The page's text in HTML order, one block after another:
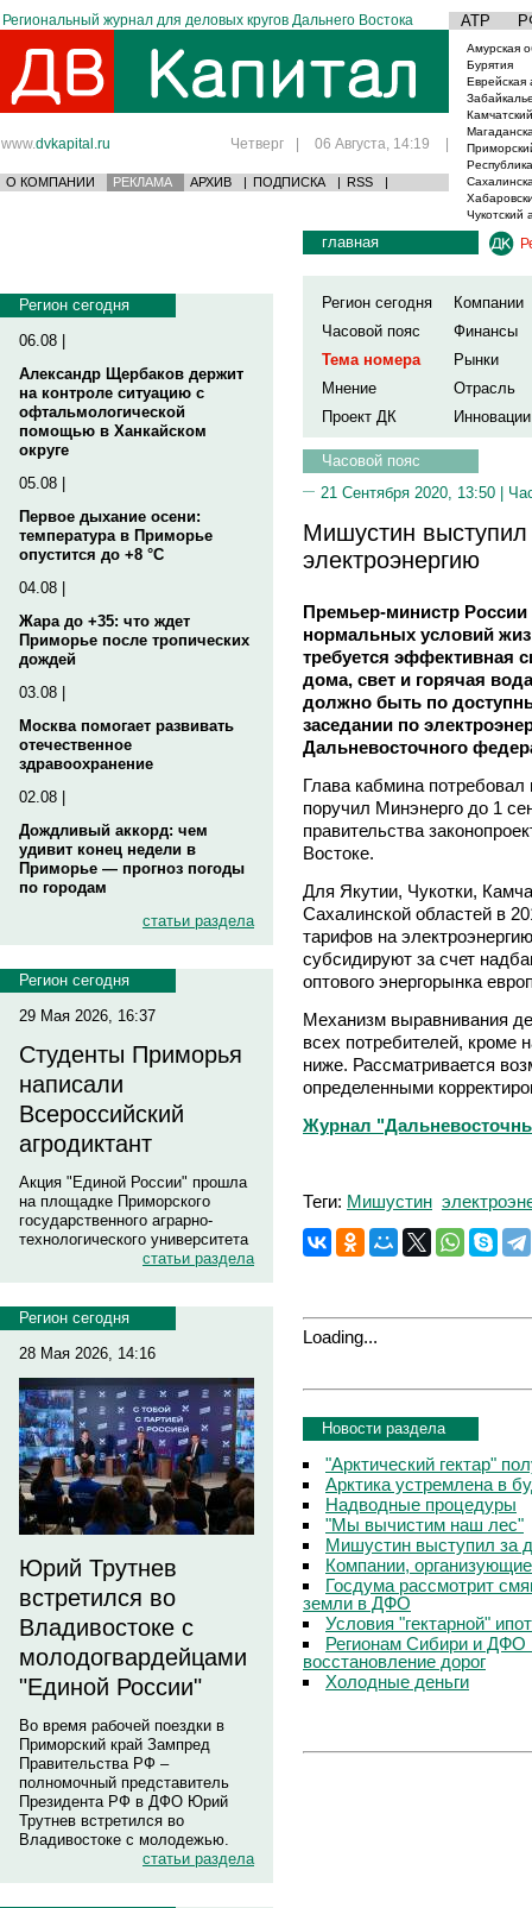
Региональный журнал для деловых кругов Дальнего Востока АТР
www.dvkapital.ru Четверг | 06 Августа, 14:19 |
О КОМПАНИИ РЕКЛАМА АРХИВ | ПОДПИСКА | RSS |
Амурская
Бурятия
Еврейская
Чукотский
Регион сегодня
06.08 |
Александр Щербаков держит
на контроле ситуацию с
офтальмологической
помощью в Ханкайском
округе
05.08 |
Первое дыхание осени:
температура в Приморье
опустится до +8 °C
04.08 |
Жара до +35: что ждет
Приморье после тропических
дождей
03.08 |
Москва помогает развивать
отечественное
здравоохранение
02.08 |
Дождливый аккорд: чем
удивит конец недели в
Приморье — прогноз погоды
по городам
статьи раздела
Регион сегодня
29 Мая 2026, 16:37
Студенты Приморья
написали
Всероссийский
агродиктант
Акция "Единой России" прошла
на площадке Приморского
государственного аграрно-
технологического университета
статьи раздела
Регион сегодня
28 Мая 2026, 14:16
Юрий Трутнев
встретился во
Владивостоке с
молодогвардейцами
"Единой России"
Во время рабочей поездки в
Приморский край Зампред
Правительства РФ –
полномочный представитель
Президента РФ в ДФО Юрий
Трутнев встретился во
Владивостоке с молодежью.
статьи раздела
главная
Регион сегодня
Компании
Часовой пояс
Финансы
Тема номера
Рынки
Мнение
Отрасль
Проект ДК
Инновации
Часовой пояс
21 Сентября 2020, 13:50 |
Мишустин выступил
электроэнергию
Премьер-министр
нормальных условий
требуется эффективная
дома, свет и горячая
должно быть по
заседании по
Дальневосточного
Глава кабмина потребовал
поручил Минэнерго до 1
правительства
Востоке.
Для Якутии, Чукотки,
Сахалинской областей в
тарифов на
субсидируют за счет
оптового энергорынка
Механизм выравнивания
всех потребителей, кроме
ниже. Рассматривается
определенными
Журнал
Теги: Мишустин
Loading...
Новости раздела
"Арктический гектар"
Арктика устремлена в
Надводные процедуры
"Мы вычистим наш лес"
Мишустин выступил за
Компании,
Госдума рассмотрит
земли в ДФО
Условия "гектарной"
Регионам Сибири и ДФО
восстановление дорог
Холодные деньги